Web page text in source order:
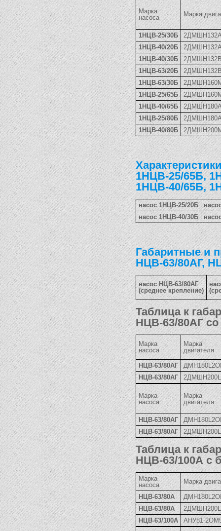
Марка
насоса
Марка
1НЦВ-25/30Б
1НЦВ-40/20Б
1НЦВ-40/30Б
1НЦВ-63/20Б
1НЦВ-63/30Б
1НЦВ-25/65Б
1НЦВ-40/65Б
1НЦВ-25/80Б
1НЦВ-40/80Б
1НЦВ-25/65Б,
1НЦВ-40/65Б,
насос 1НЦВ-25/20Б
насос 1НЦВ-40/30Б
Габаритные и
НЦВ-63/80АГ,
насос НЦВ-63/80АГ
(среднее крепление)
Таблица к
НЦВ-63/80АГ
Марка
насоса
Марка
двигателя
НЦВ-63/80АГ
НЦВ-63/80АГ
Марка
насоса
Марка
двигателя
НЦВ-63/80АГ
НЦВ-63/80АГ
Таблица к
НЦВ-63/100А с
Марка
насоса
Марка
НЦВ-63/80А
НЦВ-63/80А
НЦВ-63/100А
АНУ81-